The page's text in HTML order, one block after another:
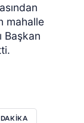
mahalle
Başkan